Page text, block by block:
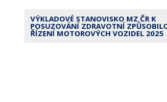
VÝKLADOVÉ STANOVISKO MZ ČR K
POSUZOVÁNÍ ZDRAVOTNÍ
ŘÍZENÍ MOTOROVÝCH VOZIDEL 2025